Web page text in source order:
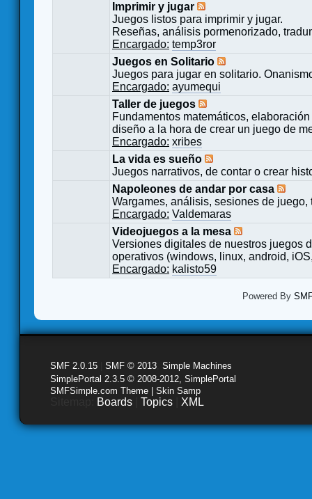
Imprimir y jugar
Juegos listos para imprimir y jugar.
Reseñas, análisis pormenorizado,
Encargado: temp3ror
Juegos en Solitario
Juegos para jugar en solitario.
Encargado: ayumequi
Taller de juegos
Fundamentos matemáticos,
diseño a la hora de crear un juego de
Encargado: xribes
La vida es sueño
Juegos narrativos, de contar o crear
Napoleones de andar por casa
Wargames, análisis, sesiones de
Encargado: Valdemaras
Videojuegos a la mesa
Versiones digitales de nuestros juegos
operativos (windows, linux, android,
Encargado: kalisto59
Powered By
SMF 2.0.15 SMF © 2013 Simple Machines
SimplePortal 2.3.5 © 2008-2012, SimplePortal
SMFSimple.com Theme | Skin Samp
Boards Topics XML